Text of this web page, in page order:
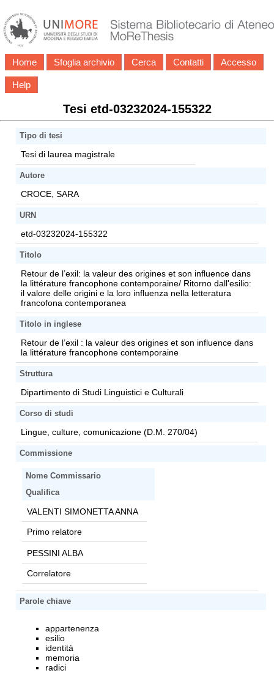
Home Sfoglia archivio Cerca Contatti Accesso
Help
Tesi etd-03232024-155322
Tipo di tesi
Tesi di laurea magistrale
Autore
CROCE, SARA
URN
etd-03232024-155322
Titolo
Retour de l’exil: la valeur des origines et son influence dans
la littérature francophone contemporaine/ Ritorno dall'esilio:
il valore delle origini e la loro influenza nella letteratura
francofona contemporanea
Titolo in inglese
Retour de l’exil : la valeur des origines et son influence dans
la littérature francophone contemporaine
Struttura
Dipartimento di Studi Linguistici e Culturali
Corso di studi
Lingue, culture, comunicazione (D.M. 270/04)
Commissione
Nome Commissario
Qualifica
VALENTI SIMONETTA ANNA
Primo relatore
PESSINI ALBA
Correlatore
Parole chiave
appartenenza
esilio
identità
memoria
radici